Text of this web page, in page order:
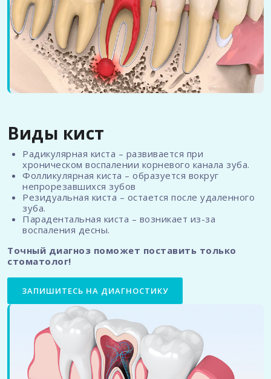
Виды кист
Радикулярная киста – развивается при
хроническом воспалении корневого канала зуба.
Фолликулярная киста – образуется вокруг
непрорезавшихся зубов
Резидуальная киста – остается после удаленного
зуба.
Парадентальная киста – возникает из-за
воспаления десны.
Точный диагноз поможет поставить только
стоматолог!
ЗАПИШИТЕСЬ НА ДИАГНОСТИКУ